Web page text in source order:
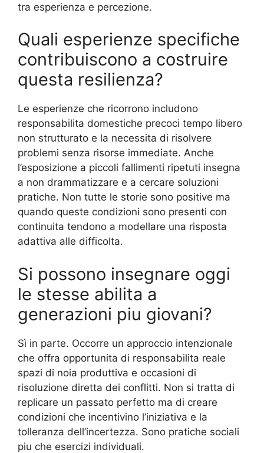
tra esperienza e percezione.
Quali esperienze specifiche
contribuiscono a costruire
questa resilienza?
Le esperienze che ricorrono includono
responsabilita domestiche precoci tempo libero
non strutturato e la necessita di risolvere
problemi senza risorse immediate. Anche
l’esposizione a piccoli fallimenti ripetuti insegna
a non drammatizzare e a cercare soluzioni
pratiche. Non tutte le storie sono positive ma
quando queste condizioni sono presenti con
continuita tendono a modellare una risposta
adattiva alle difficolta.
Si possono insegnare oggi
le stesse abilita a
generazioni piu giovani?
Sì in parte. Occorre un approccio intenzionale
che offra opportunita di responsabilita reale
spazi di noia produttiva e occasioni di
risoluzione diretta dei conflitti. Non si tratta di
replicare un passato perfetto ma di creare
condizioni che incentivino l’iniziativa e la
tolleranza dell’incertezza. Sono pratiche sociali
piu che esercizi individuali.